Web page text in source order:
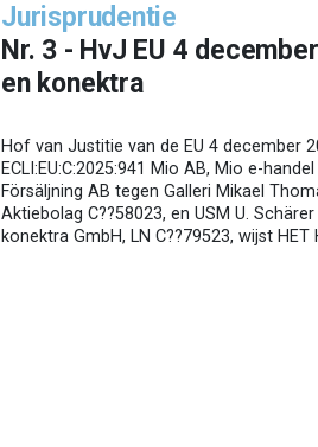
Jurisprudentie
Nr. 3 - HvJ EU 4
en konektra
Hof van Justitie van de EU 4 december
ECLI:EU:C:2025:941 Mio AB, Mio e-
Försäljning AB tegen Galleri Mikael
Aktiebolag C??58023, en USM U.
konektra GmbH, LN C??79523, wijst HET